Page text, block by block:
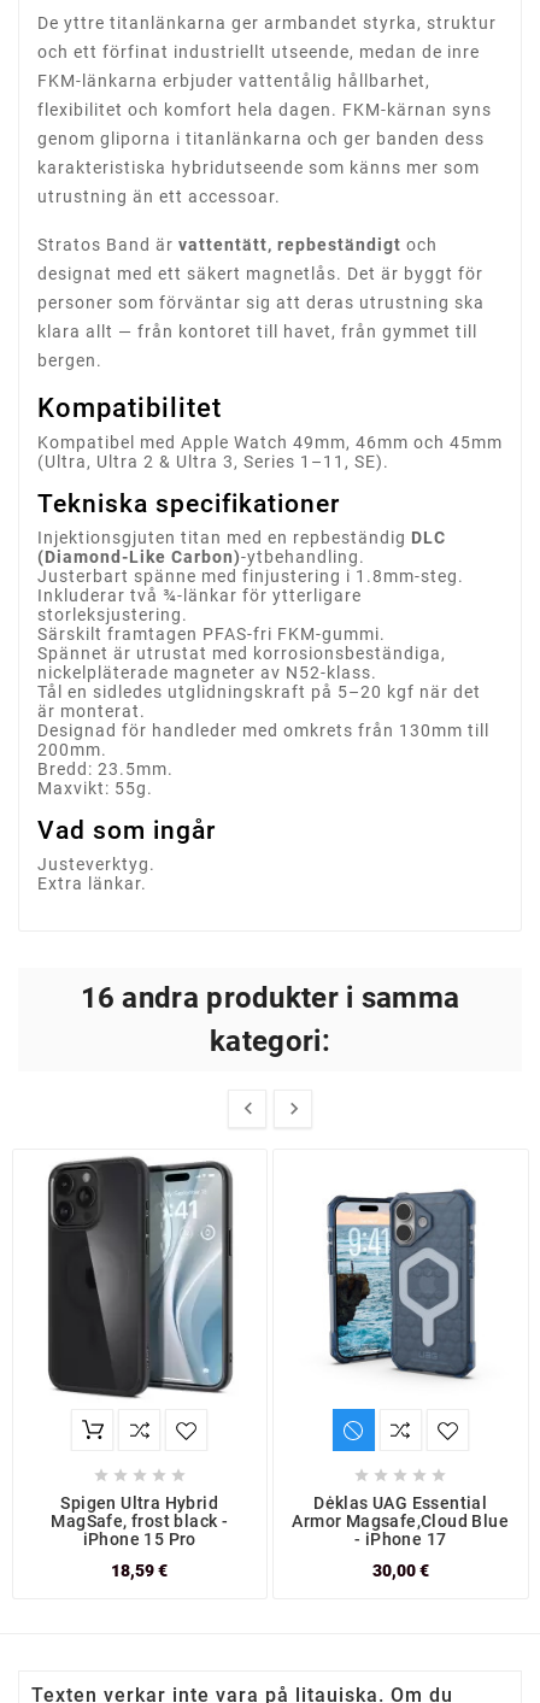
De yttre titanlänkarna ger armbandet styrka, struktur
och ett förfinat industriellt utseende, medan de inre
FKM-länkarna erbjuder vattentålig hållbarhet,
flexibilitet och komfort hela dagen. FKM-kärnan syns
genom gliporna i titanlänkarna och ger banden dess
karakteristiska hybridutseende som känns mer som
utrustning än ett accessoar.
Stratos Band är vattentätt, repbeständigt och
designat med ett säkert magnetlås. Det är byggt för
personer som förväntar sig att deras utrustning ska
klara allt — från kontoret till havet, från gymmet till
bergen.
Kompatibilitet
Kompatibel med Apple Watch 49mm, 46mm och 45mm
(Ultra, Ultra 2 & Ultra 3, Series 1–11, SE).
Tekniska specifikationer
Injektionsgjuten titan med en repbeständig DLC
(Diamond-Like Carbon)-ytbehandling.
Justerbart spänne med finjustering i 1.8mm-steg.
Inkluderar två ¾-länkar för ytterligare
storleksjustering.
Särskilt framtagen PFAS-fri FKM-gummi.
Spännet är utrustat med korrosionsbeständiga,
nickelpläterade magneter av N52-klass.
Tål en sidledes utglidningskraft på 5–20 kgf när det
är monterat.
Designad för handleder med omkrets från 130mm till
200mm.
Bredd: 23.5mm.
Maxvikt: 55g.
Vad som ingår
Justeverktyg.
Extra länkar.
16 andra produkter i samma
kategori:
 
    
Spigen Ultra Hybrid
MagSafe, frost black -
iPhone 15 Pro
18,59 €
    
Dėklas UAG Essential
Armor Magsafe,Cloud Blue
- iPhone 17
30,00 €
Texten verkar inte vara på litauiska. Om du